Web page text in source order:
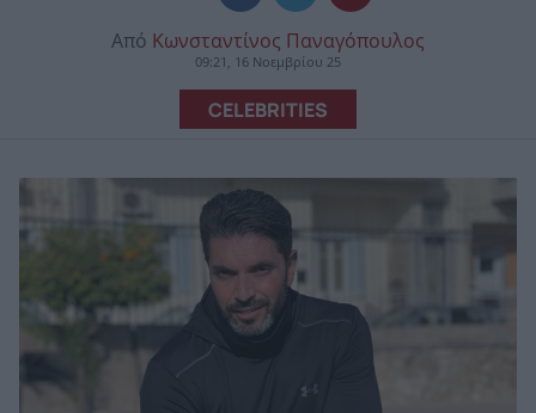
Από Κωνσταντίνος Παναγόπουλος
09:21, 16 Νοεμβρίου 25
CELEBRITIES